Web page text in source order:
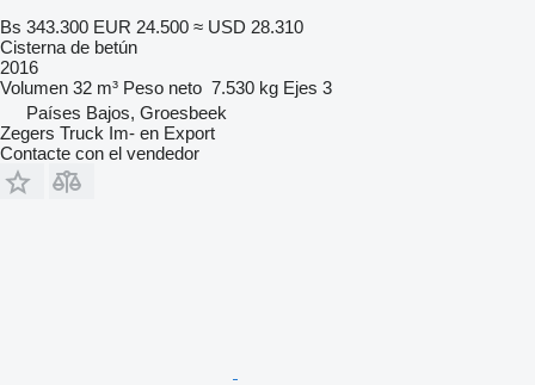
Bs 343.300 EUR 24.500 ≈ USD 28.310
Cisterna de betún
2016
Volumen 32 m³ Peso neto 7.530 kg Ejes 3
Países Bajos, Groesbeek
Zegers Truck Im- en Export
Contacte con el vendedor